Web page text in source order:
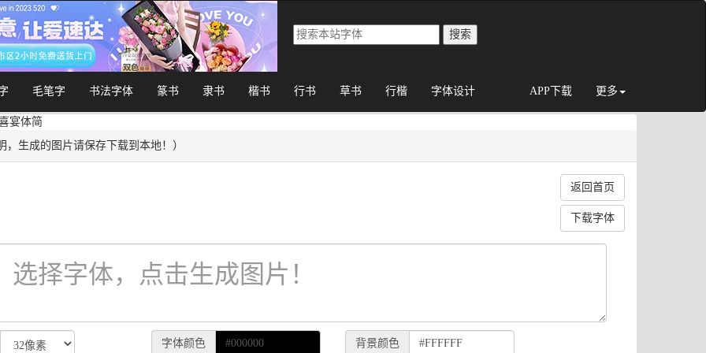
毛笔字 书法字体 篆书 隶书 楷书 行书 草书 行楷 字体设计 APP下载 更多
宴体简
生成的图片请保存下载到本地！）
返回首页
下载字体
字体颜色 背景颜色